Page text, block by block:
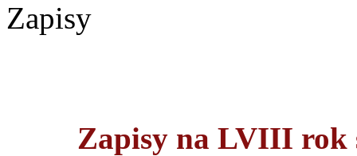
Zapisy
Zapisy na LVIII